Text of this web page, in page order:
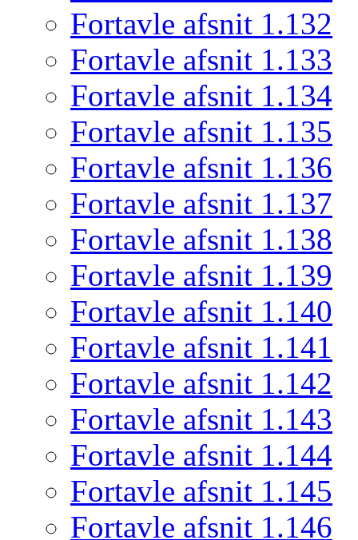
Fortavle afsnit 1.132
Fortavle afsnit 1.133
Fortavle afsnit 1.134
Fortavle afsnit 1.135
Fortavle afsnit 1.136
Fortavle afsnit 1.137
Fortavle afsnit 1.138
Fortavle afsnit 1.139
Fortavle afsnit 1.140
Fortavle afsnit 1.141
Fortavle afsnit 1.142
Fortavle afsnit 1.143
Fortavle afsnit 1.144
Fortavle afsnit 1.145
Fortavle afsnit 1.146